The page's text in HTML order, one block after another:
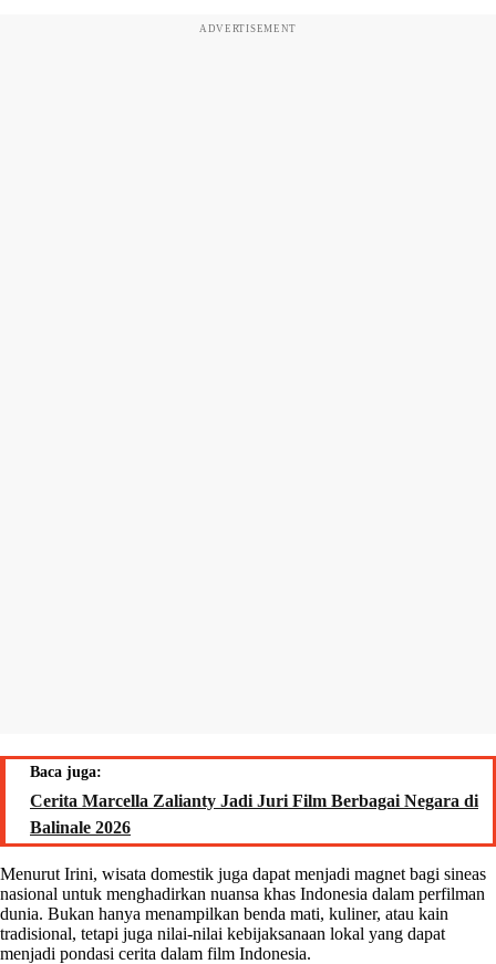
ADVERTISEMENT
Baca juga:
Cerita Marcella Zalianty Jadi Juri Film Berbagai Negara di
Balinale 2026
Menurut Irini, wisata domestik juga dapat menjadi magnet bagi sineas
nasional untuk menghadirkan nuansa khas Indonesia dalam perfilman
dunia. Bukan hanya menampilkan benda mati, kuliner, atau kain
tradisional, tetapi juga nilai-nilai kebijaksanaan lokal yang dapat
menjadi pondasi cerita dalam film Indonesia.